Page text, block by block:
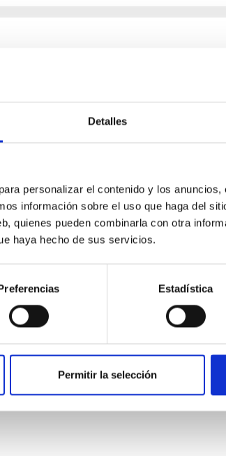
Detalles
personalizar el contenido y los
información sobre el uso que haga del
quienes pueden combinarla con otra
haya hecho de sus servicios.
Estadística
Permitir la selección
of (15094) Polymele in
Jupiter Trojan (15094) Polymele, a
Phase-Dispersion Minimization over
Worlds
habitability has garnered attention, the
unexplored. This study aims to fill this